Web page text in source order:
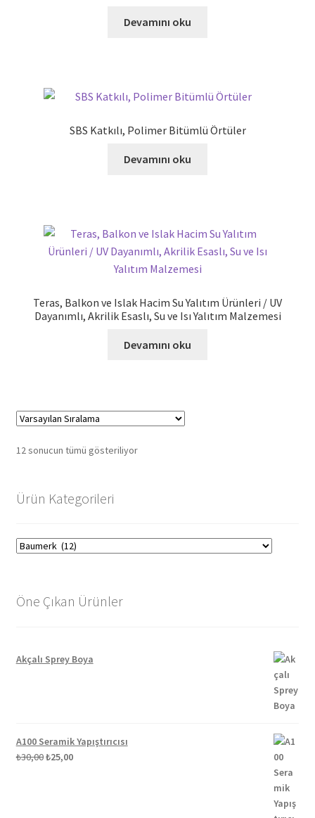
Devamını oku
SBS Katkılı, Polimer Bitümlü Örtüler
Devamını oku
Teras, Balkon ve Islak Hacim Su Yalıtım Ürünleri / UV
Dayanımlı, Akrilik Esaslı, Su ve Isı Yalıtım Malzemesi
Devamını oku
12 sonucun tümü gösteriliyor
Ürün Kategorileri
Öne Çıkan Ürünler
Akçalı Sprey Boya
A100 Seramik Yapıştırıcısı
₺30,00Orijinal
₺25,00Şu